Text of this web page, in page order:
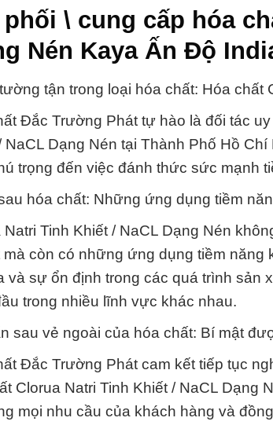
\ cung cấp hóa
Nén Kaya Ấn Độ
tận trong loại hóa chất: Hóa chất
Đắc Trường Phát tự hào là đối tác
NaCL Dạng Nén tại Thành Phố Hồ
trọng đến việc đánh thức sức mạnh
hóa chất: Những ứng dụng tiềm
Tinh Khiết / NaCL Dạng Nén
còn có những ứng dụng tiềm
và sự ổn định trong các quá trình sản
trong nhiều lĩnh vực khác nhau.
sau vẻ ngoài của hóa chất: Bí mật
Đắc Trường Phát cam kết tiếp tục
Clorua Natri Tinh Khiết / NaCL Dạng
mọi nhu cầu của khách hàng và